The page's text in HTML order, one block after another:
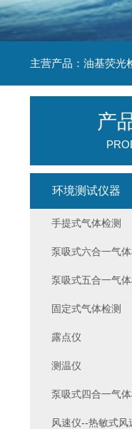
主营产品：油基荧光
产
环境测试仪器
手提式气体检测
泵吸式六合一气体
泵吸式五合一气体
固定式气体检测
露点仪
测温仪
泵吸式四合一气
风速仪--热敏式风